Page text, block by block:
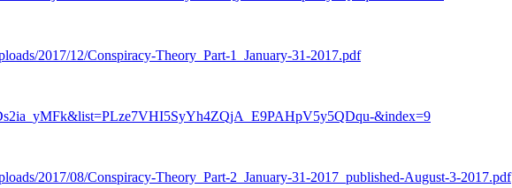
2017/12/Conspiracy-Theory_Part-1_January-31-2017.pdf
&index=9
2017/08/Conspiracy-Theory_Part-2_January-31-2017_published-August-3-2017.pdf